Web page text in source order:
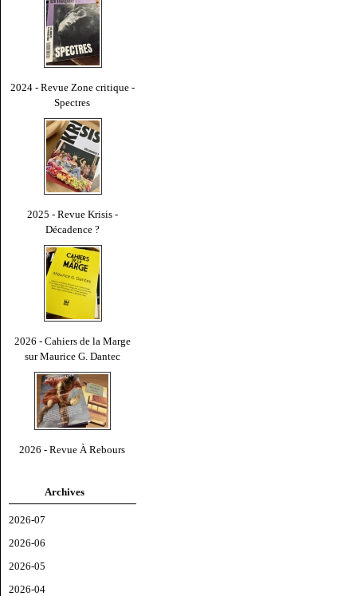
2024 - Revue Zone critique -
Spectres
2025 - Revue Krisis -
Décadence ?
2026 - Cahiers de la Marge
sur Maurice G. Dantec
2026 - Revue À Rebours
Archives
2026-07
2026-06
2026-05
2026-04